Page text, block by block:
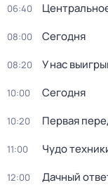
06:40
08:00 Сегодня
08:20 У нас
10:00 Сегодня
10:20 Первая
11:00 Чудо
12:00 Дачный